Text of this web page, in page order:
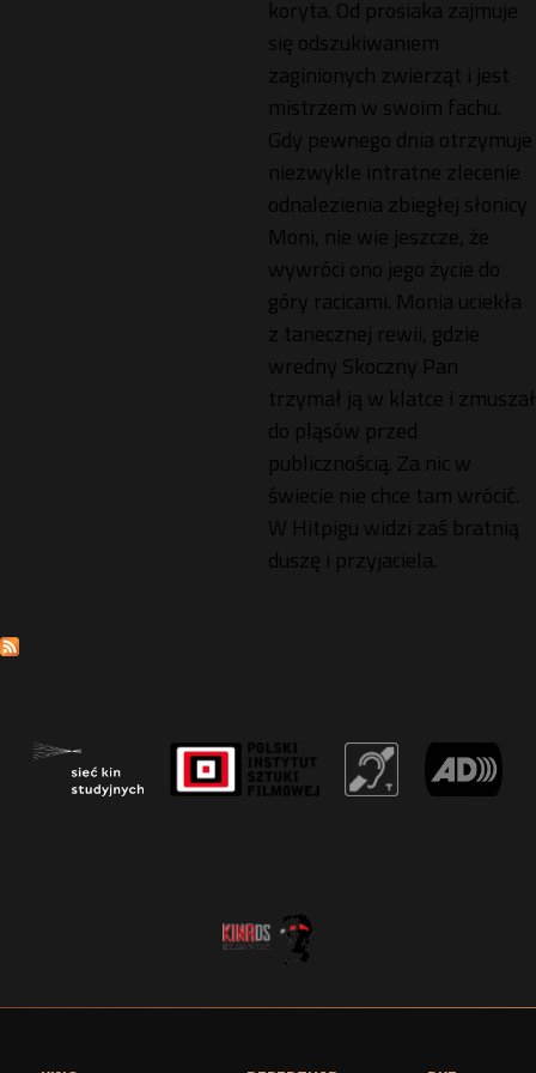
koryta. Od prosiaka zajmuje
się odszukiwaniem
zaginionych zwierząt i jest
mistrzem w swoim fachu.
Gdy pewnego dnia otrzymuje
niezwykle intratne zlecenie
odnalezienia zbiegłej słonicy
Moni, nie wie jeszcze, że
wywróci ono jego życie do
góry racicami. Monia uciekła
z tanecznej rewii, gdzie
wredny Skoczny Pan
trzymał ją w klatce i zmuszał
do pląsów przed
publicznością. Za nic w
świecie nie chce tam wrócić.
W Hitpigu widzi zaś bratnią
duszę i przyjaciela.